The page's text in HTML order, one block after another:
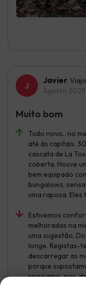
Javier
Agosto 2025
Tudo novo.. no
até às capitais.
cascata de La
coberta. Houve
bem equipado
bungalows,
uma raposa. Eles
Estivemos
melhoradas na
uma sugestão.
longe. Registas-
descarregar as
porque
recusamo-nos,
Muito bom